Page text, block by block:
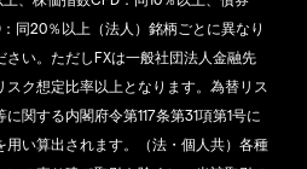
同20％以上（法人）銘柄ごとに異なり
さい。ただしFXは一般社団法人金融先
ク想定比率以上となります。為替リス
関する内閣府令第117条第31項第1号に
用い算出されます。（法・個人共）各種